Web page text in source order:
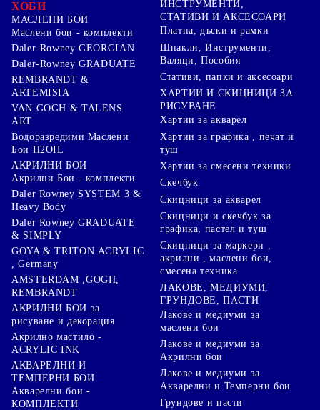
ХОБИ
МАСЛЕНИ БОИ
Маслени бои - комплекти
Daler-Rowney GEORGIAN
Daler-Rowney GRADUATE
REMBRANDT &
ARTEMISIA
VAN GOGH & TALENS
ART
Водоразредими Маслени
Бои H2OIL
АКРИЛНИ БОИ
Акрилни Бои - комплекти
Daler Rowney SYSTEM 3 &
Heavy Body
Daler Rowney GRADUATE
& SIMPLY
GOYA & TRITON АCRYLIC
, Germany
AMSTERDAM ,GOGH,
REMBRANDT
АКРИЛНИ БОИ за
рисуване и декорация
Акрилно мастило -
ACRYLIC INK
АКВАРЕЛНИ И
ТЕМПЕРНИ БОИ
Акварелни бои -
КОМПЛЕКТИ
ИНСТРУМЕНТИ,
СТАТИВИ И АКСЕСОАРИ
Платна, дъски и рамки
Шпакли, Инструменти,
Валяци, Пособия
Стативи, папки и аксесоари
ХАРТИИ И СКИЦНИЦИ ЗА
РИСУВАНЕ
Хартии за акварел
Хартии за графика , печат и
туш
Хартии за смесени техники
Скечбук
Скицници за акварел
Скицници и скечбук за
графика, пастел и туш
Скицници за маркери ,
акрилни , маслени бои,
смесена техника
ЛАКОВЕ, МЕДИУМИ,
ГРУНДОВЕ, ПАСТИ
Лакове и медиуми за
маслени бои
Лакове и медиуми за
Акрилни бои
Лакове и медиуми за
Акварелни и Темперни бои
Грундове и пасти